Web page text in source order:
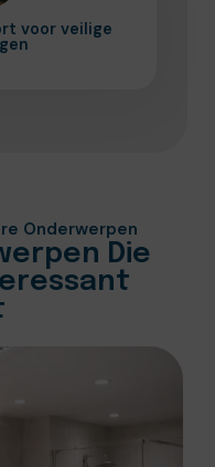
voor veilige
Onderwerpen
Die